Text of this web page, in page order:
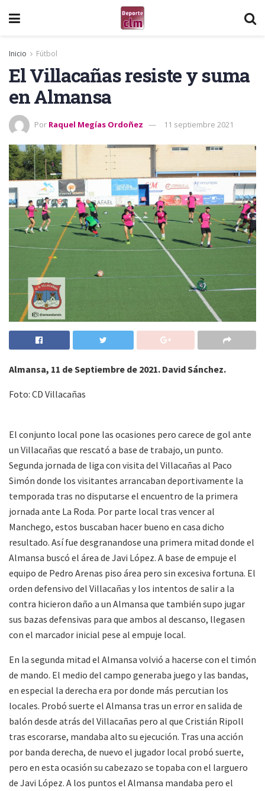
Inicio Fútbol
El Villacañas resiste y suma
en Almansa
Por Raquel Megías Ordoñez 11 septiembre 2021
Almansa, 11 de Septiembre de 2021. David Sánchez.
Foto: CD Villacañas
El conjunto local pone las ocasiones pero carece de gol ante
un Villacañas que rescató a base de trabajo, un punto.
Segunda jornada de liga con visita del Villacañas al Paco
Simón donde los visitantes arrancaban deportivamente la
temporada tras no disputarse el encuentro de la primera
jornada ante La Roda. Por parte local tras vencer al
Manchego, estos buscaban hacer bueno en casa dicho
resultado. Así fue desgranandose una primera mitad donde el
Almansa buscó el área de Javi López. A base de empuje el
equipo de Pedro Arenas piso área pero sin excesiva fortuna. El
orden defensivo del Villacañas y los intentos de salir a la
contra hicieron daño a un Almansa que también supo jugar
sus bazas defensivas para que ambos al descanso, llegasen
con el marcador inicial pese al empuje local.
En la segunda mitad el Almansa volvió a hacerse con el timón
de mando. El medio del campo generaba juego y las bandas,
en especial la derecha era por donde más percutian los
locales. Probó suerte el Almansa tras un error en salida de
balón desde atrás del Villacañas pero al que Cristián Ripoll
tras escorarse, mandaba alto su ejecución. Tras una acción
por banda derecha, de nuevo el jugador local probó suerte,
pero en esta ocasión su cabezazo se topaba con el larguero
de Javi López. A los puntos el Almansa mandaba pero el